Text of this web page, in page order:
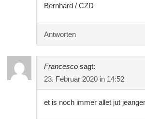
Bernhard / CZD
Antworten
Francesco sagt:
23. Februar 2020 in 14:52
et is noch immer allet jut